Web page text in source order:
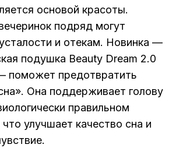
основой красоты.
подряд могут
и отекам. Новинка —
подушка Beauty Dream 2.0
поможет предотвратить
Она поддерживает голову
правильном
улучшает качество сна и